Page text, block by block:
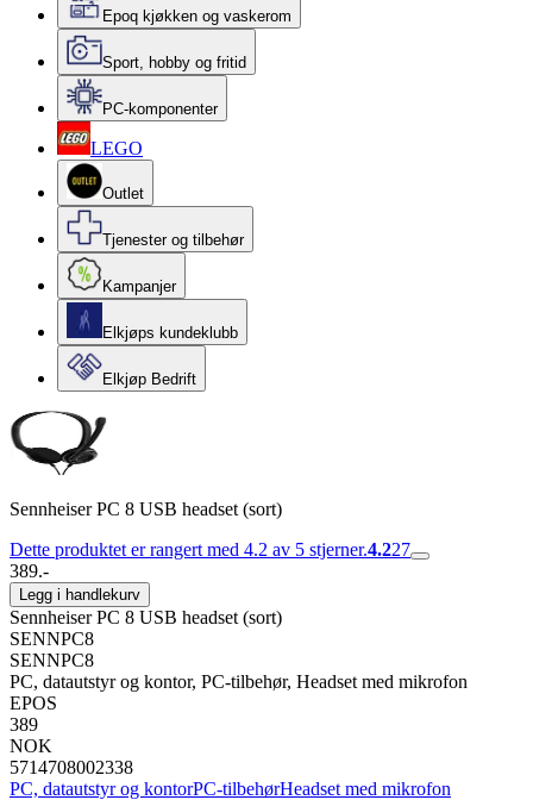
Epoq kjøkken og vaskerom
Sport, hobby og fritid
PC-komponenter
LEGO
Outlet
Tjenester og tilbehør
Kampanjer
Elkjøps kundeklubb
Elkjøp Bedrift
Sennheiser PC 8 USB headset (sort)
Dette produktet er rangert med 4.2 av 5 stjerner.4.227
389.-
Legg i handlekurv
Sennheiser PC 8 USB headset (sort)
SENNPC8
SENNPC8
PC, datautstyr og kontor, PC-tilbehør, Headset med mikrofon
EPOS
389
NOK
5714708002338
PC, datautstyr og kontorPC-tilbehørHeadset med mikrofon